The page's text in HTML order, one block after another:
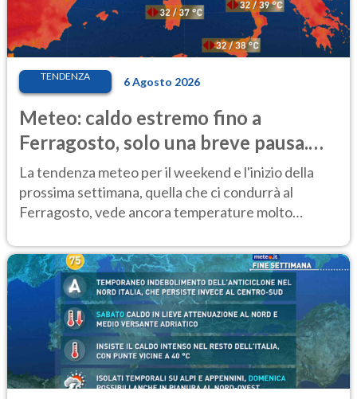
TENDENZA 6 Agosto 2026
Meteo: caldo estremo fino a
Ferragosto, solo una breve pausa.
Ecco dove
La tendenza meteo per il weekend e l'inizio della
prossima settimana, quella che ci condurrà al
Ferragosto, vede ancora temperature molto